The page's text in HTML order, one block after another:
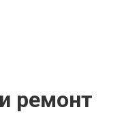
ремонт